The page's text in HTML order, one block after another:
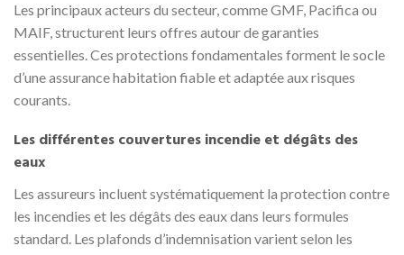
Les principaux acteurs du secteur, comme GMF, Pacifica ou
MAIF, structurent leurs offres autour de garanties
essentielles. Ces protections fondamentales forment le socle
d’une assurance habitation fiable et adaptée aux risques
courants.
Les différentes couvertures incendie et dégâts des
eaux
Les assureurs incluent systématiquement la protection contre
les incendies et les dégâts des eaux dans leurs formules
standard. Les plafonds d’indemnisation varient selon les